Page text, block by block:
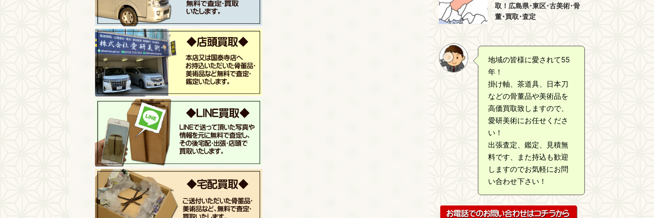
取！広島県･東区･古美術･骨
董･買取･査定
地域の皆様に愛されて55
年！
掛け軸、茶道具、日本刀
などの骨董品や美術品を
高価買取致しますので、
愛研美術にお任せくださ
い！
出張査定、鑑定、見積無
料です、また持込も歓迎
しますのでお気軽にお問
い合わせ下さい！